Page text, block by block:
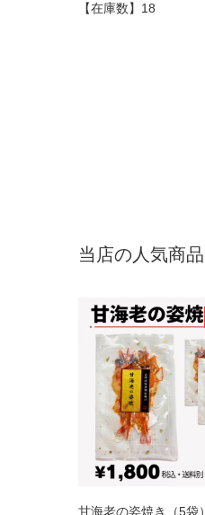
【在庫数】18
当店の人気商品
甘海老の姿焼き（5袋）